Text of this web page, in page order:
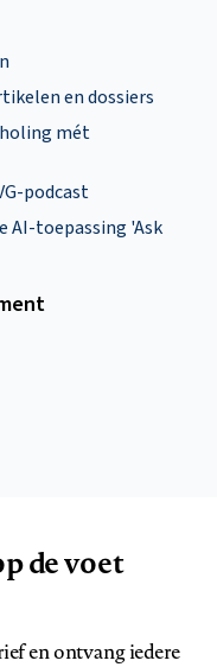
en dossiers
mét
podcast
AI-toepassing 'Ask
de voet
en ontvang iedere